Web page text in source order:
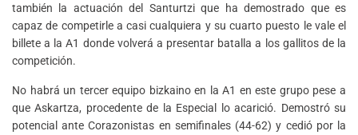
también la actuación del Santurtzi que ha demostrado que es
capaz de competirle a casi cualquiera y su cuarto puesto le vale el
billete a la A1 donde volverá a presentar batalla a los gallitos de la
competición.
No habrá un tercer equipo bizkaino en la A1 en este grupo pese a
que Askartza, procedente de la Especial lo acarició. Demostró su
potencial ante Corazonistas en semifinales (44-62) y cedió por la